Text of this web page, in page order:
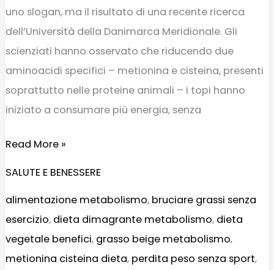
uno slogan, ma il risultato di una recente ricerca
dell’Università della Danimarca Meridionale. Gli
scienziati hanno osservato che riducendo due
aminoacidi specifici – metionina e cisteina, presenti
soprattutto nelle proteine animali – i topi hanno
iniziato a consumare più energia, senza
Read More »
SALUTE E BENESSERE
alimentazione metabolismo, bruciare grassi senza
esercizio, dieta dimagrante metabolismo, dieta
vegetale benefici, grasso beige metabolismo,
metionina cisteina dieta, perdita peso senza sport,